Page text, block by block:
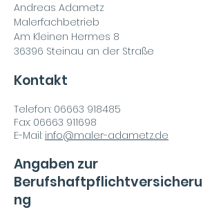
Andreas Adametz
Malerfachbetrieb
Am Kleinen Hermes 8
36396 Steinau an der Straße
Kontakt
Telefon: 06663 918485
Fax: 06663 911698
E-Mail: info@maler-adametz.de
Angaben zur
Berufshaftpflichtversicheru
ng